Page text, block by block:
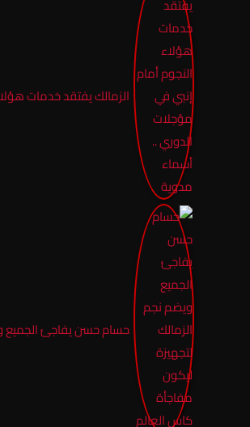
الزمالك يفتقد خدمات
حسام حسن يفاجئ الجميع